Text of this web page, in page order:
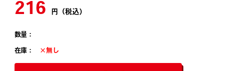
216 円（税込）
数量：
在庫： ×無し